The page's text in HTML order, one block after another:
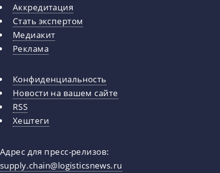
Аккредитация
Стать экспертом
Медиакит
Реклама
Конфиденциальность
Новости на вашем сайте
RSS
Хештеги
Адрес для пресс-релизов:
supply.chain@logisticsnews.ru